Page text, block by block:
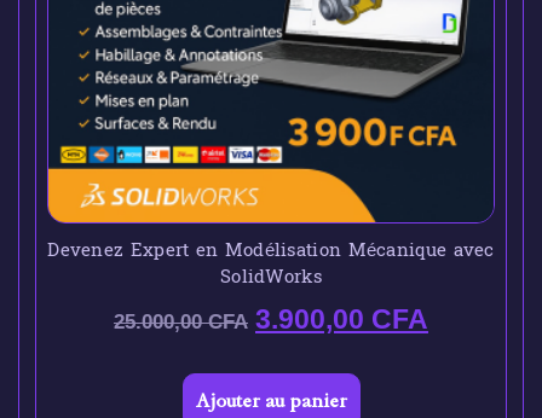
Devenez Expert en Modélisation Mécanique avec
SolidWorks
25.000,00CFA 3.900,00 CFA
Ajouter au panier